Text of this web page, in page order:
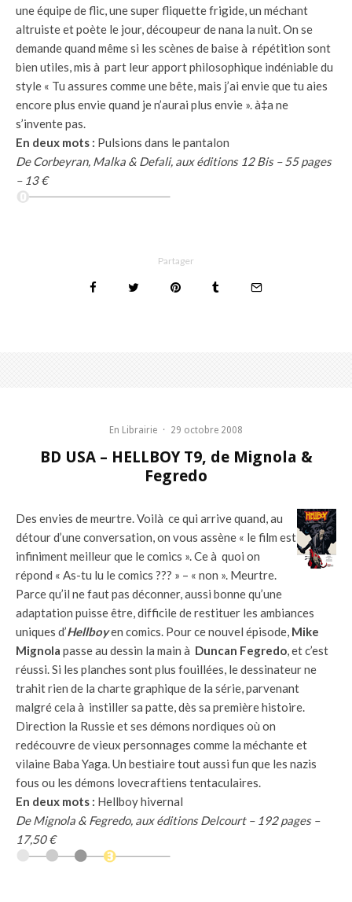
une équipe de flic, une super fliquette frigide, un méchant
altruiste et poète le jour, découpeur de nana la nuit. On se
demande quand même si les scènes de baise à répétition sont
bien utiles, mis à part leur apport philosophique indéniable du
style « Tu assures comme une bête, mais j’ai envie que tu aies
encore plus envie quand je n’aurai plus envie ». à‡a ne
s’invente pas.
En deux mots : Pulsions dans le pantalon
De Corbeyran, Malka & Defali, aux éditions 12 Bis – 55 pages
– 13 €
Partager
En Librairie · 29 octobre 2008
BD USA – HELLBOY T9, de Mignola &
Fegredo
Des envies de meurtre. Voilà ce qui arrive quand, au
détour d’une conversation, on vous assène « le film est
infiniment meilleur que le comics ». Ce à quoi on
répond « As-tu lu le comics ??? » – « non ». Meurtre.
Parce qu’il ne faut pas déconner, aussi bonne qu’une
adaptation puisse être, difficile de restituer les ambiances
uniques d’Hellboyen comics. Pour ce nouvel épisode, Mike
Mignola passe au dessin la main à Duncan Fegredo, et c’est
réussi. Si les planches sont plus fouillées, le dessinateur ne
trahit rien de la charte graphique de la série, parvenant
malgré cela à instiller sa patte, dès sa première histoire.
Direction la Russie et ses démons nordiques où on
redécouvre de vieux personnages comme la méchante et
vilaine Baba Yaga. Un bestiaire tout aussi fun que les nazis
fous ou les démons lovecraftiens tentaculaires.
En deux mots : Hellboy hivernal
De Mignola & Fegredo, aux éditions Delcourt – 192 pages –
17,50 €